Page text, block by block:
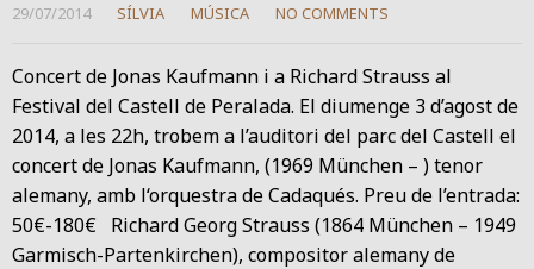
29/07/2014 SÍLVIA MÚSICA NO COMMENTS
Concert de Jonas Kaufmann i a Richard Strauss al
Festival del Castell de Peralada. El diumenge 3 d’agost de
2014, a les 22h, trobem a l’auditori del parc del Castell el
concert de Jonas Kaufmann, (1969 München – ) tenor
alemany, amb l‘orquestra de Cadaqués. Preu de l’entrada:
50€-180€ Richard Georg Strauss (1864 München – 1949
Garmisch-Partenkirchen), compositor alemany de